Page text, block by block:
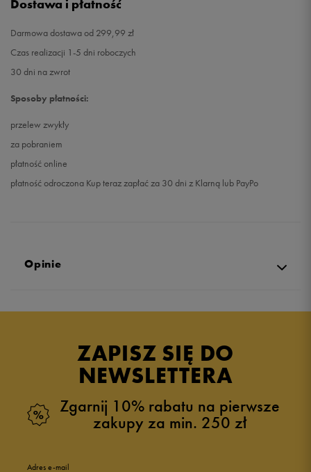
Dostawa i płatność
Darmowa dostawa od 299,99 zł
Czas realizacji 1-5 dni roboczych
30 dni na zwrot
Sposoby płatności:
przelew zwykły
za pobraniem
płatność online
płatność odroczona Kup teraz zapłać za 30 dni z Klarną lub PayPo
Opinie
ZAPISZ SIĘ DO
NEWSLETTERA
Zgarnij 10% rabatu na pierwsze
zakupy za min. 250 zł
Adres e-mail